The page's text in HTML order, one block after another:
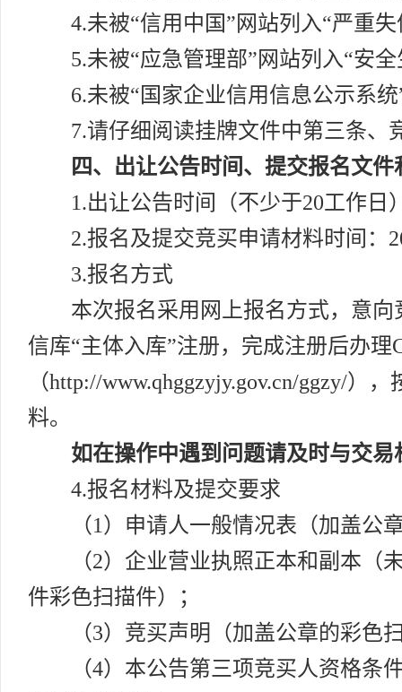
4.未被“信用中国”网站列入“严重
5.未被“应急管理部”网站列入“安
6.未被“国家企业信用信息公示系
7.请仔细阅读挂牌文件中第三条、
四、出让公告时间、提交报名文件
1.出让公告时间（不少于20工作日
2.报名及提交竞买申请材料时间：
3.报名方式
本次报名采用网上报名方式，意向
信库“主体入库”注册，完成注册后办
（http://www.qhggzyjy.gov.cn/ggzy/）
料。
如在操作中遇到问题请及时与交易
4.报名材料及提交要求
（1）申请人一般情况表（加盖公
（2）企业营业执照正本和副本
件彩色扫描件）；
（3）竞买声明（加盖公章的彩色
（4）本公告第三项竞买人资格条